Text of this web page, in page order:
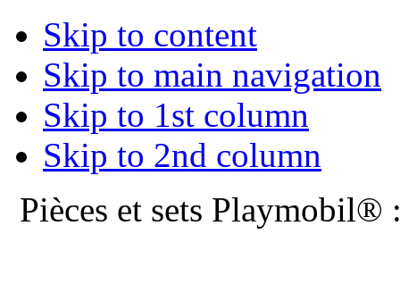
Skip to content
Skip to main navigation
Skip to 1st column
Skip to 2nd column
Pièces et sets Playmobil®